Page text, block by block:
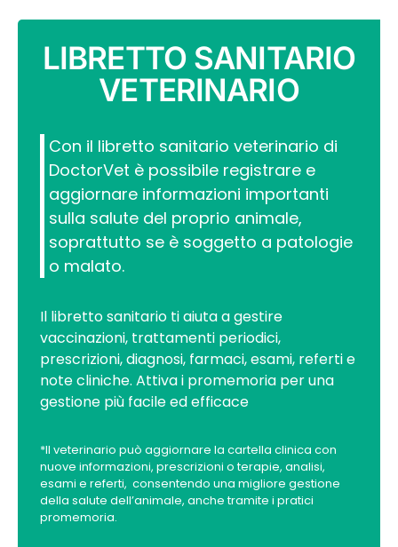
LIBRETTO SANITARIO
VETERINARIO
Con il libretto sanitario veterinario di
DoctorVet è possibile registrare e
aggiornare informazioni importanti
sulla salute del proprio animale,
soprattutto se è soggetto a patologie
o malato.
Il libretto sanitario ti aiuta a gestire
vaccinazioni, trattamenti periodici,
prescrizioni, diagnosi, farmaci, esami, referti e
note cliniche. Attiva i promemoria per una
gestione più facile ed efficace
*Il veterinario può aggiornare la cartella clinica con
nuove informazioni, prescrizioni o terapie, analisi,
esami e referti, consentendo una migliore gestione
della salute dell’animale, anche tramite i pratici
promemoria.